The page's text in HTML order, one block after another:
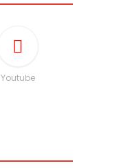
Youtube